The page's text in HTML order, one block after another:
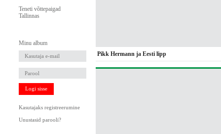
Teneti võttepaigad
Tallinnas
Minu album
Logi sisse
Kasutajaks registreerumine
Unustasid parooli?
Pikk Hermann ja Eesti lipp